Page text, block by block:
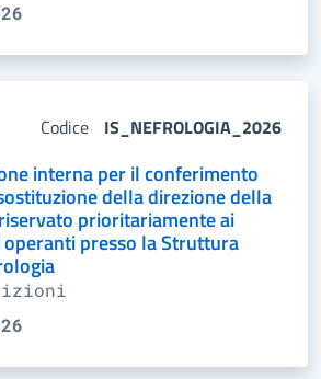
Codice IS_NEFROLOGIA_2026
interna per il conferimento
della direzione della
prioritariamente ai
presso la Struttura